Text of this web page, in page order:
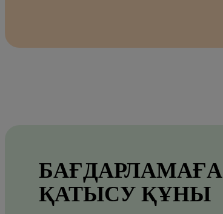
БАҒДАРЛАМАҒА
ҚАТЫСУ ҚҰНЫ